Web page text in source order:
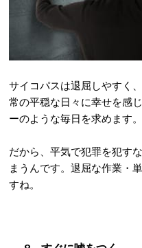
サイコパスは退屈しやすく
常の平穏な日々に幸せを感
ーのような毎日を求めます。
だから、平気で犯罪を犯す
まうんです。退屈な作業・
すね。